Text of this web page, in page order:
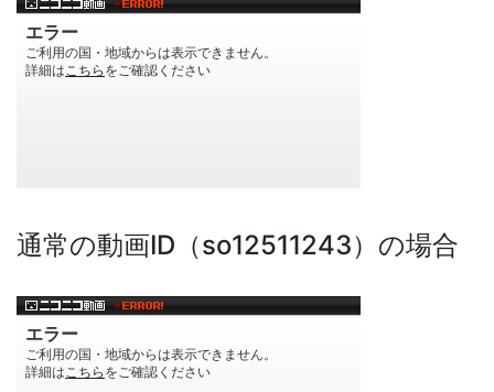
通常の動画ID（so12511243）の場合